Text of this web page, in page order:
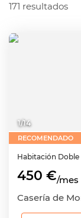
171 resultados
1/14
RECOMENDADO
Habitación Doble
450 €/mes